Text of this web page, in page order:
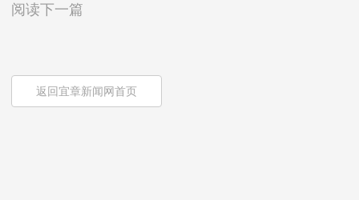
阅读下一篇
返回宜章新闻网首页